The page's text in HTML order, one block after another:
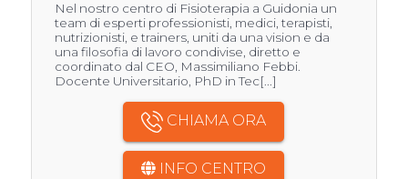
Nel nostro centro di Fisioterapia a Guidonia un
team di esperti professionisti, medici, terapisti,
nutrizionisti, e trainers, uniti da una vision e da
una filosofia di lavoro condivise, diretto e
coordinato dal CEO, Massimiliano Febbi.
Docente Universitario, PhD in Tec[...]
CHIAMA ORA
INFO CENTRO